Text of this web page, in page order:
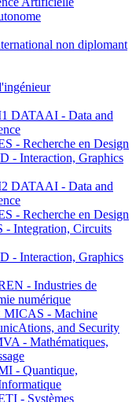
non diplomant
DATAAI - Data and
- Recherche en Design
- Interaction, Graphics
DATAAI - Data and
- Recherche en Design
Integration, Circuits
- Interaction, Graphics
- Industries de
numérique
- Machine
and Security
- Mathématiques,
- Quantique,
- Systèmes